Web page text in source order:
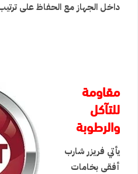
داخل الجهاز مع الحفاظ على
مقاومة
للتآكل
والرطوبة
يأتي فريزر شارب
أفقى بخامات